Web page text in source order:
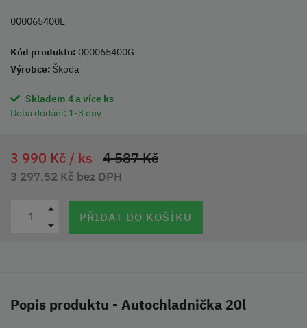
000065400E
Kód produktu: 000065400G
Výrobce: Škoda
Skladem 4 a více ks
Doba dodání: 1-3 dny
3 990 Kč / ks 4 587 Kč
3 297,52 Kč bez DPH
PŘIDAT DO KOŠÍKU
Popis produktu - Autochladnička 20l